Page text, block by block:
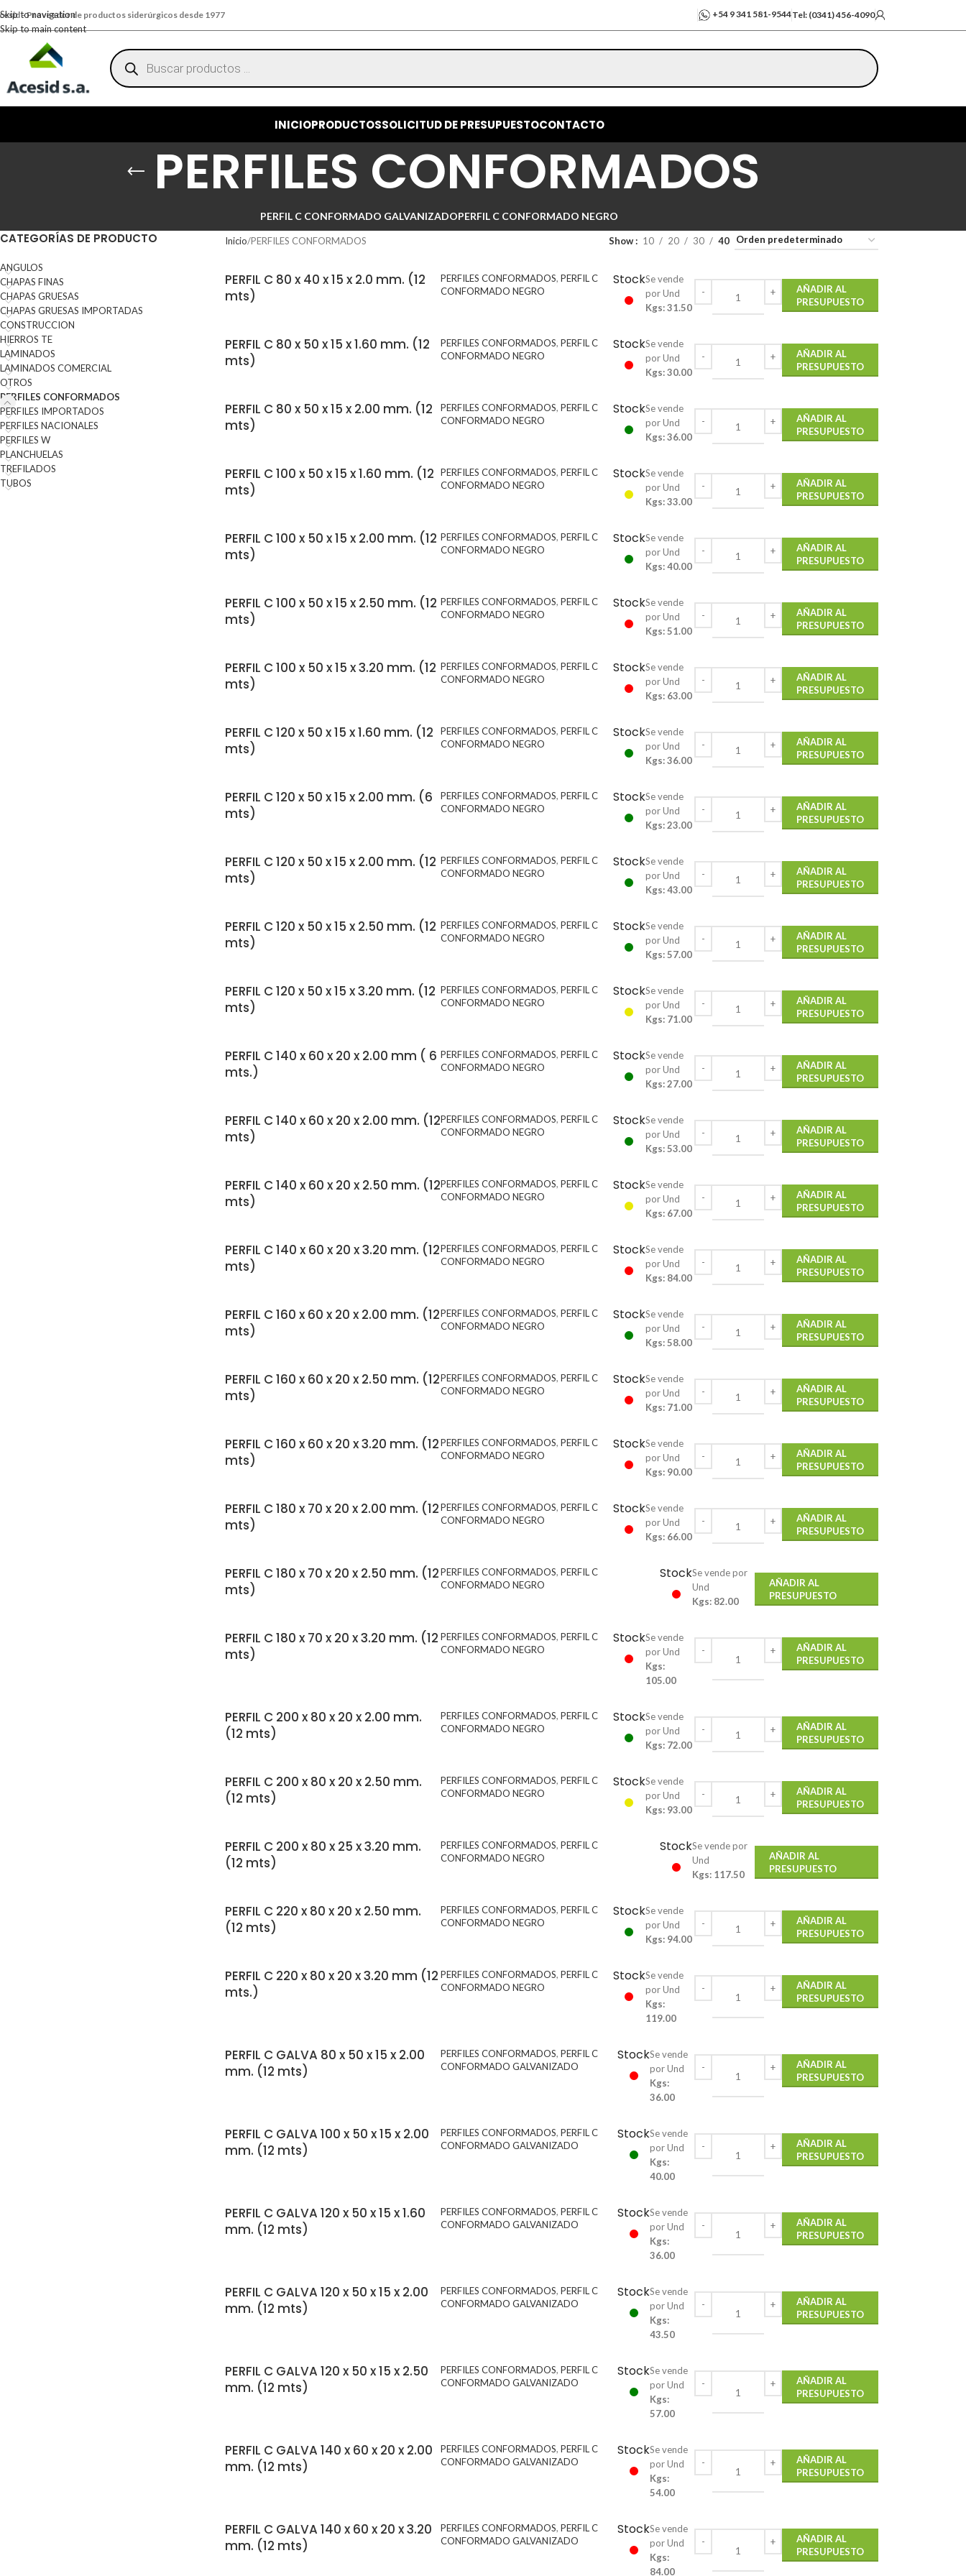
Skip to navigation
Skip to main content
- Proveedor de productos siderúrgicos desde 1977 +54 9 341 581-9544Tel: (0341) 456-4090
INICIOPRODUCTOSSOLICITUD DE PRESUPUESTOCONTACTO
PERFILES CONFORMADOS
PERFIL C CONFORMADO GALVANIZADOPERFIL C CONFORMADO NEGRO
CATEGORÍAS DE PRODUCTO
ANGULOS
CHAPAS FINAS
CHAPAS GRUESAS
CHAPAS GRUESAS IMPORTADAS
CONSTRUCCION
HIERROS TE
LAMINADOS
LAMINADOS COMERCIAL
OTROS
PERFILES CONFORMADOS
PERFILES IMPORTADOS
PERFILES NACIONALES
PERFILES W
PLANCHUELAS
TREFILADOS
TUBOS
Inicio PERFILES CONFORMADOS Show 10 20 30 40
PERFIL C 80 x 40 x 15 x 2.0 mm. (12
mts)
PERFILES CONFORMADOS, PERFIL C
CONFORMADO NEGRO
StockSe vende
por Und
Kgs: 31.50
AÑADIR AL
PRESUPUESTO
PERFIL C 80 x 50 x 15 x 1.60 mm. (12
mts)
PERFILES CONFORMADOS, PERFIL C
CONFORMADO NEGRO
StockSe vende
por Und
Kgs: 30.00
AÑADIR AL
PRESUPUESTO
PERFIL C 80 x 50 x 15 x 2.00 mm. (12
mts)
PERFILES CONFORMADOS, PERFIL C
CONFORMADO NEGRO
StockSe vende
por Und
Kgs: 36.00
AÑADIR AL
PRESUPUESTO
PERFIL C 100 x 50 x 15 x 1.60 mm. (12
mts)
PERFILES CONFORMADOS, PERFIL C
CONFORMADO NEGRO
StockSe vende
por Und
Kgs: 33.00
AÑADIR AL
PRESUPUESTO
PERFIL C 100 x 50 x 15 x 2.00 mm. (12
mts)
PERFILES CONFORMADOS, PERFIL C
CONFORMADO NEGRO
StockSe vende
por Und
Kgs: 40.00
AÑADIR AL
PRESUPUESTO
PERFIL C 100 x 50 x 15 x 2.50 mm. (12
mts)
PERFILES CONFORMADOS, PERFIL C
CONFORMADO NEGRO
StockSe vende
por Und
Kgs: 51.00
AÑADIR AL
PRESUPUESTO
PERFIL C 100 x 50 x 15 x 3.20 mm. (12
mts)
PERFILES CONFORMADOS, PERFIL C
CONFORMADO NEGRO
StockSe vende
por Und
Kgs: 63.00
AÑADIR AL
PRESUPUESTO
PERFIL C 120 x 50 x 15 x 1.60 mm. (12
mts)
PERFILES CONFORMADOS, PERFIL C
CONFORMADO NEGRO
StockSe vende
por Und
Kgs: 36.00
AÑADIR AL
PRESUPUESTO
PERFIL C 120 x 50 x 15 x 2.00 mm. (6
mts)
PERFILES CONFORMADOS, PERFIL C
CONFORMADO NEGRO
StockSe vende
por Und
Kgs: 23.00
AÑADIR AL
PRESUPUESTO
PERFIL C 120 x 50 x 15 x 2.00 mm. (12
mts)
PERFILES CONFORMADOS, PERFIL C
CONFORMADO NEGRO
StockSe vende
por Und
Kgs: 43.00
AÑADIR AL
PRESUPUESTO
PERFIL C 120 x 50 x 15 x 2.50 mm. (12
mts)
PERFILES CONFORMADOS, PERFIL C
CONFORMADO NEGRO
StockSe vende
por Und
Kgs: 57.00
AÑADIR AL
PRESUPUESTO
PERFIL C 120 x 50 x 15 x 3.20 mm. (12
mts)
PERFILES CONFORMADOS, PERFIL C
CONFORMADO NEGRO
StockSe vende
por Und
Kgs: 71.00
AÑADIR AL
PRESUPUESTO
PERFIL C 140 x 60 x 20 x 2.00 mm ( 6
mts.)
PERFILES CONFORMADOS, PERFIL C
CONFORMADO NEGRO
StockSe vende
por Und
Kgs: 27.00
AÑADIR AL
PRESUPUESTO
PERFIL C 140 x 60 x 20 x 2.00 mm. (12
mts)
PERFILES CONFORMADOS, PERFIL C
CONFORMADO NEGRO
StockSe vende
por Und
Kgs: 53.00
AÑADIR AL
PRESUPUESTO
PERFIL C 140 x 60 x 20 x 2.50 mm. (12
mts)
PERFILES CONFORMADOS, PERFIL C
CONFORMADO NEGRO
StockSe vende
por Und
Kgs: 67.00
AÑADIR AL
PRESUPUESTO
PERFIL C 140 x 60 x 20 x 3.20 mm. (12
mts)
PERFILES CONFORMADOS, PERFIL C
CONFORMADO NEGRO
StockSe vende
por Und
Kgs: 84.00
AÑADIR AL
PRESUPUESTO
PERFIL C 160 x 60 x 20 x 2.00 mm. (12
mts)
PERFILES CONFORMADOS, PERFIL C
CONFORMADO NEGRO
StockSe vende
por Und
Kgs: 58.00
AÑADIR AL
PRESUPUESTO
PERFIL C 160 x 60 x 20 x 2.50 mm. (12
mts)
PERFILES CONFORMADOS, PERFIL C
CONFORMADO NEGRO
StockSe vende
por Und
Kgs: 71.00
AÑADIR AL
PRESUPUESTO
PERFIL C 160 x 60 x 20 x 3.20 mm. (12
mts)
PERFILES CONFORMADOS, PERFIL C
CONFORMADO NEGRO
StockSe vende
por Und
Kgs: 90.00
AÑADIR AL
PRESUPUESTO
PERFIL C 180 x 70 x 20 x 2.00 mm. (12
mts)
PERFILES CONFORMADOS, PERFIL C
CONFORMADO NEGRO
StockSe vende
por Und
Kgs: 66.00
AÑADIR AL
PRESUPUESTO
PERFIL C 180 x 70 x 20 x 2.50 mm. (12
mts)
PERFILES CONFORMADOS, PERFIL C
CONFORMADO NEGRO
StockSe vende por
Und
Kgs: 82.00
AÑADIR AL
PRESUPUESTO
PERFIL C 180 x 70 x 20 x 3.20 mm. (12
mts)
PERFILES CONFORMADOS, PERFIL C
CONFORMADO NEGRO
StockSe vende
por Und
Kgs:
105.00
AÑADIR AL
PRESUPUESTO
PERFIL C 200 x 80 x 20 x 2.00 mm.
(12 mts)
PERFILES CONFORMADOS, PERFIL C
CONFORMADO NEGRO
StockSe vende
por Und
Kgs: 72.00
AÑADIR AL
PRESUPUESTO
PERFIL C 200 x 80 x 20 x 2.50 mm.
(12 mts)
PERFILES CONFORMADOS, PERFIL C
CONFORMADO NEGRO
StockSe vende
por Und
Kgs: 93.00
AÑADIR AL
PRESUPUESTO
PERFIL C 200 x 80 x 25 x 3.20 mm.
(12 mts)
PERFILES CONFORMADOS, PERFIL C
CONFORMADO NEGRO
StockSe vende por
Und
Kgs: 117.50
AÑADIR AL
PRESUPUESTO
PERFIL C 220 x 80 x 20 x 2.50 mm.
(12 mts)
PERFILES CONFORMADOS, PERFIL C
CONFORMADO NEGRO
StockSe vende
por Und
Kgs: 94.00
AÑADIR AL
PRESUPUESTO
PERFIL C 220 x 80 x 20 x 3.20 mm (12
mts.)
PERFILES CONFORMADOS, PERFIL C
CONFORMADO NEGRO
StockSe vende
por Und
Kgs:
119.00
AÑADIR AL
PRESUPUESTO
PERFIL C GALVA 80 x 50 x 15 x 2.00
mm. (12 mts)
PERFILES CONFORMADOS, PERFIL C
CONFORMADO GALVANIZADO
StockSe vende
por Und
Kgs:
36.00
AÑADIR AL
PRESUPUESTO
PERFIL C GALVA 100 x 50 x 15 x 2.00
mm. (12 mts)
PERFILES CONFORMADOS, PERFIL C
CONFORMADO GALVANIZADO
StockSe vende
por Und
Kgs:
40.00
AÑADIR AL
PRESUPUESTO
PERFIL C GALVA 120 x 50 x 15 x 1.60
mm. (12 mts)
PERFILES CONFORMADOS, PERFIL C
CONFORMADO GALVANIZADO
StockSe vende
por Und
Kgs:
36.00
AÑADIR AL
PRESUPUESTO
PERFIL C GALVA 120 x 50 x 15 x 2.00
mm. (12 mts)
PERFILES CONFORMADOS, PERFIL C
CONFORMADO GALVANIZADO
StockSe vende
por Und
Kgs:
43.50
AÑADIR AL
PRESUPUESTO
PERFIL C GALVA 120 x 50 x 15 x 2.50
mm. (12 mts)
PERFILES CONFORMADOS, PERFIL C
CONFORMADO GALVANIZADO
StockSe vende
por Und
Kgs:
57.00
AÑADIR AL
PRESUPUESTO
PERFIL C GALVA 140 x 60 x 20 x 2.00
mm. (12 mts)
PERFILES CONFORMADOS, PERFIL C
CONFORMADO GALVANIZADO
StockSe vende
por Und
Kgs:
54.00
AÑADIR AL
PRESUPUESTO
PERFIL C GALVA 140 x 60 x 20 x 3.20
mm. (12 mts)
PERFILES CONFORMADOS, PERFIL C
CONFORMADO GALVANIZADO
StockSe vende
por Und
Kgs:
84.00
AÑADIR AL
PRESUPUESTO